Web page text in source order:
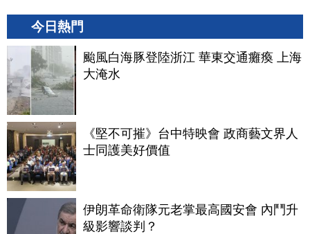
今日熱門
颱風白海豚登陸浙江 華東交通癱瘓 上海
大淹水
《堅不可摧》台中特映會 政商藝文界人
士同護美好價值
伊朗革命衛隊元老掌最高國安會 內鬥升
級影響談判？